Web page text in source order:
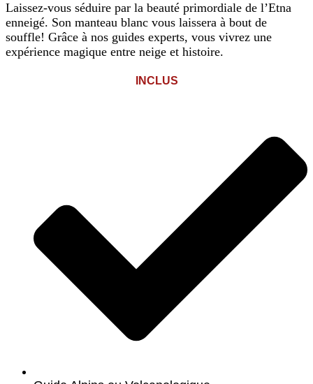
Laissez-vous séduire par la beauté primordiale de l’Etna
enneigé. Son manteau blanc vous laissera à bout de
souffle! Grâce à nos guides experts, vous vivrez une
expérience magique entre neige et histoire.
INCLUS